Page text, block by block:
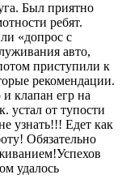
Был приятно
ребят.
«допрос с
авто,
приступили к
рекомендации.
клапан егр на
устал от тупости
узнать!!! Едет как
Обязательно
удалось